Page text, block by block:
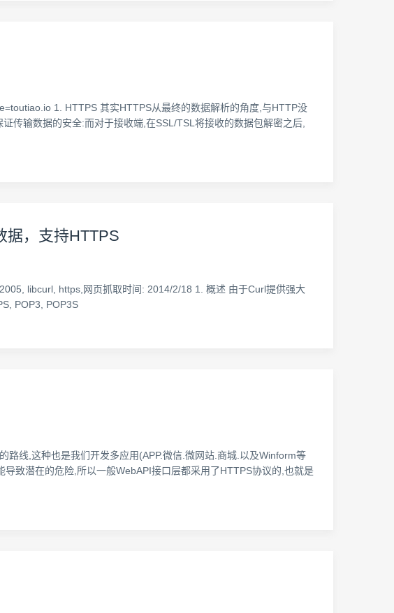
1. HTTPS 其实HTTPS从最终的数据解析的角度,与HTTP没
传输数据的安全:而对于接收端,在SSL/TSL将接收的数据包解密之后,
据，支持HTTPS
libcurl, https,网页抓取时间: 2014/2/18 1. 概述 由于Curl提供强大
POP3, POP3S
线,这种也是我们开发多应用(APP.微信.微网站.商城.以及Winform等
致潜在的危险,所以一般WebAPI接口层都采用了HTTPS协议的,也就是